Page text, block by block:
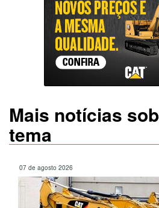
Mais notícias
tema
07 de agosto 2026